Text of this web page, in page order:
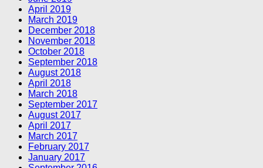
April 2019
March 2019
December 2018
November 2018
October 2018
September 2018
August 2018
April 2018
March 2018
September 2017
August 2017
April 2017
March 2017
February 2017
January 2017